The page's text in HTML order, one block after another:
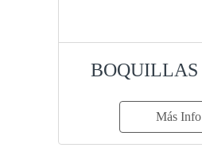
BOQUILLAS
Más Info